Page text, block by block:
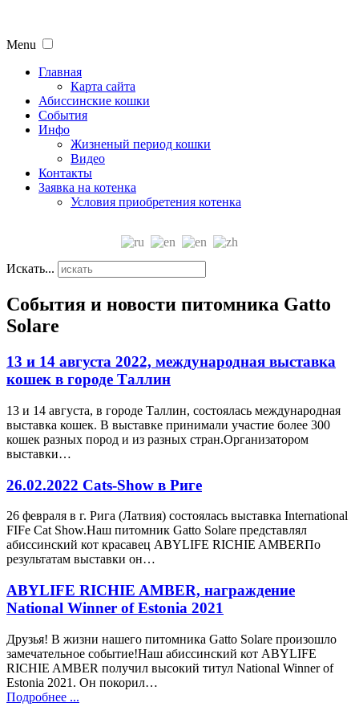
Menu
Главная
Карта сайта
Абиссинские кошки
События
Инфо
Жизненый период кошки
Видео
Контакты
Заявка на котенка
Условия приобретения котенка
Искать...
События и новости питомника Gatto
Solare
13 и 14 августа 2022, международная выставка
кошек в городе Таллин
13 и 14 августа, в городе Таллин, состоялась международная
выставка кошек. В выставке принимали участие более 300
кошек разных пород и из разных стран.Организатором
выставки…
26.02.2022 Cats-Show в Риге
26 февраля в г. Рига (Латвия) состоялась выставка International
FIFe Cat Show.Наш питомник Gatto Solare представлял
абиссинский кот красавец ABYLIFE RICHIE AMBERПо
результатам выставки он…
ABYLIFE RICHIE AMBER, награждение
National Winner of Estonia 2021
Друзья! В жизни нашего питомника Gatto Solare произошло
замечательное событие!Наш абиссинский кот ABYLIFE
RICHIE AMBER получил высокий титул National Winner of
Estonia 2021. Он покорил…
Подробнее ...